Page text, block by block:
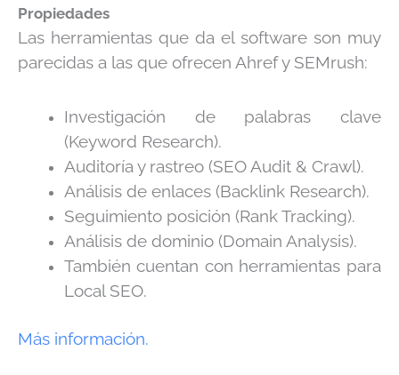
Propiedades
Las herramientas que da el software son muy
parecidas a las que ofrecen Ahref y SEMrush:
Investigación de palabras clave
(Keyword Research).
Auditoría y rastreo (SEO Audit & Crawl).
Análisis de enlaces (Backlink Research).
Seguimiento posición (Rank Tracking).
Análisis de dominio (Domain Analysis).
También cuentan con herramientas para
Local SEO.
Más información.